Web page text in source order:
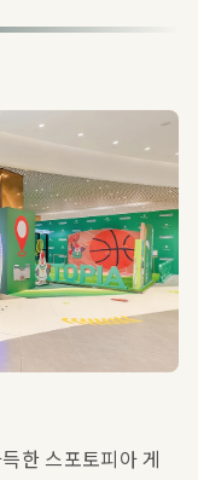
한 스포토피아 게